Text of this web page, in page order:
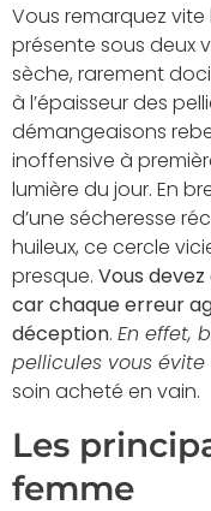
Vous remarquez
présente sous deux
sèche, rarement
à l’épaisseur des
démangeaisons
inoffensive à
lumière du jour. En
d’une sécheresse
huileux, ce cercle
presque. Vous
car chaque erreur
déception. En effet,
pellicules vous
soin acheté en vain.
Les
femme